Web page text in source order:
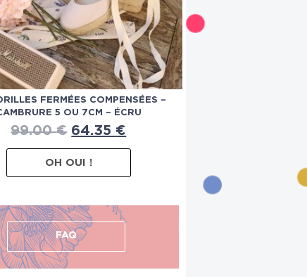
FERMÉES COMPENSÉES –
5 OU 7CM – ÉCRU
99.00€ 64.35 €
OH OUI !
FAQ